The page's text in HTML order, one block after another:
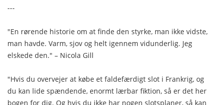
---
"En rørende historie om at finde den styrke, man ikke vidste,
man havde. Varm, sjov og helt igennem vidunderlig. Jeg
elskede den." – Nicola Gill
"Hvis du overvejer at købe et faldefærdigt slot i Frankrig, og
du kan lide spændende, enormt lærbar fiktion, så er det her
bogen for dig. Og hvis du ikke har nogen slotsplaner, så kan